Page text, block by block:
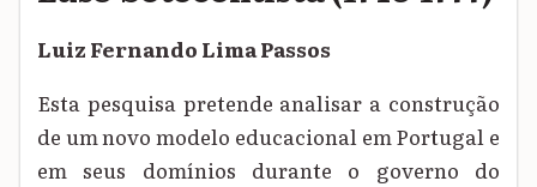
Luiz Fernando Lima Passos
Esta pesquisa pretende analisar a construção
de um novo modelo educacional em Portugal e
em seus domínios durante o governo do